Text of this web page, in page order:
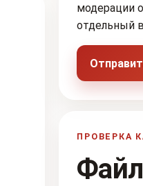
модерации
отдельный
ПРОВЕРКА